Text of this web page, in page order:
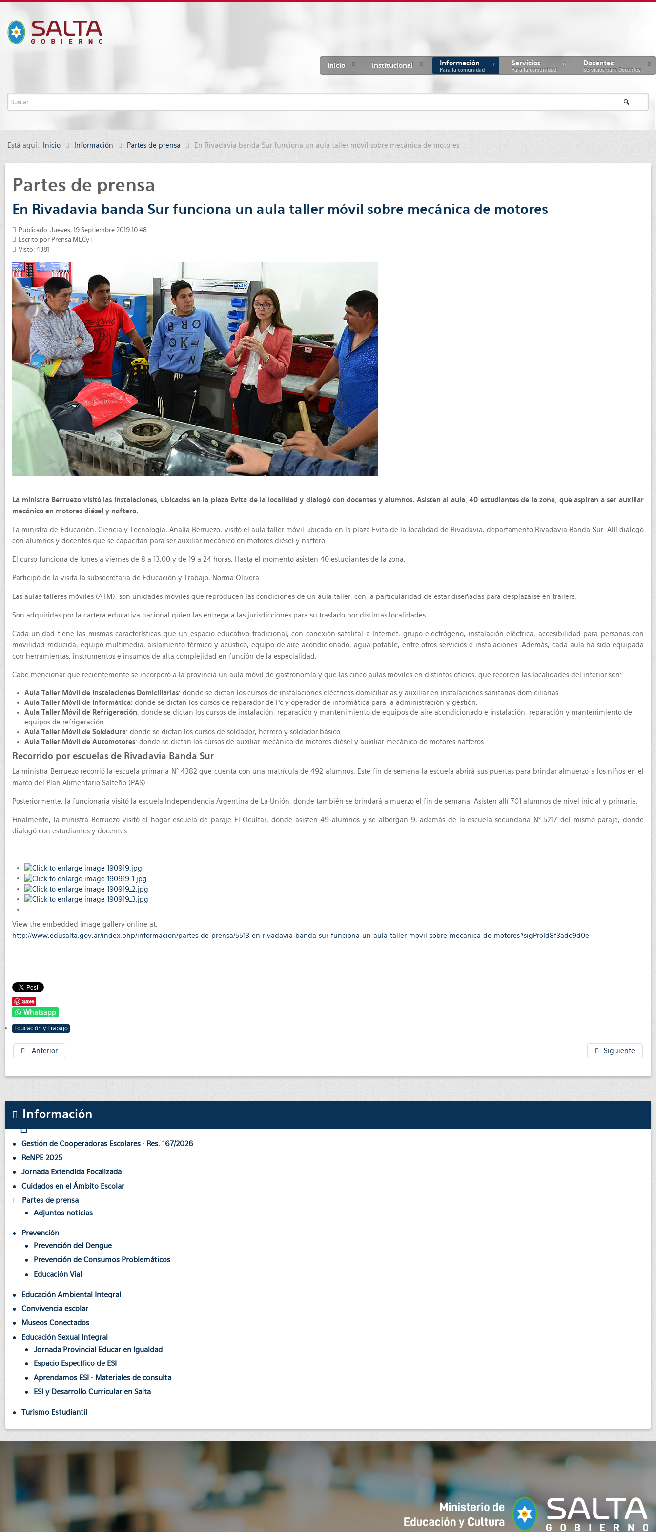
Inicio Institucional Información
Para la comunidad
Servicios
Para la comunidad
Docentes
Servicios para Docentes
Está aquí: Inicio Información Partes de prensa En Rivadavia banda Sur funciona un aula taller móvil sobre mecánica de motores
Partes de prensa
En Rivadavia banda Sur funciona un aula taller móvil sobre mecánica de motores
Publicado: Jueves, 19 Septiembre 2019 10:48
Escrito por Prensa MECyT
Visto: 4381
La ministra Berruezo visitó las instalaciones, ubicadas en la plaza Evita de la localidad y dialogó con docentes y alumnos. Asisten al aula, 40 estudiantes de la zona, que aspiran a ser auxiliar
mecánico en motores diésel y naftero.
La ministra de Educación, Ciencia y Tecnología, Analía Berruezo, visitó el aula taller móvil ubicada en la plaza Evita de la localidad de Rivadavia, departamento Rivadavia Banda Sur. Allí dialogó
con alumnos y docentes que se capacitan para ser auxiliar mecánico en motores diésel y naftero.
El curso funciona de lunes a viernes de 8 a 13:00 y de 19 a 24 horas. Hasta el momento asisten 40 estudiantes de la zona.
Participó de la visita la subsecretaria de Educación y Trabajo, Norma Olivera.
Las aulas talleres móviles (ATM), son unidades móviles que reproducen las condiciones de un aula taller, con la particularidad de estar diseñadas para desplazarse en trailers.
Son adquiridas por la cartera educativa nacional quien las entrega a las jurisdicciones para su traslado por distintas localidades.
Cada unidad tiene las mismas características que un espacio educativo tradicional, con conexión satelital a Internet, grupo electrógeno, instalación eléctrica, accesibilidad para personas con
movilidad reducida, equipo multimedia, aislamiento térmico y acústico, equipo de aire acondicionado, agua potable, entre otros servicios e instalaciones. Además, cada aula ha sido equipada
con herramientas, instrumentos e insumos de alta complejidad en función de la especialidad.
Cabe mencionar que recientemente se incorporó a la provincia un aula móvil de gastronomía y que las cinco aulas móviles en distintos oficios, que recorren las localidades del interior son:
Aula Taller Móvil de Instalaciones Domiciliarias: donde se dictan los cursos de instalaciones eléctricas domiciliarias y auxiliar en instalaciones sanitarias domiciliarias.
Aula Taller Móvil de Informática: donde se dictan los cursos de reparador de Pc y operador de informática para la administración y gestión.
Aula Taller Móvil de Refrigeración: donde se dictan los cursos de instalación, reparación y mantenimiento de equipos de aire acondicionado e instalación, reparación y mantenimiento de
equipos de refrigeración.
Aula Taller Móvil de Soldadura: donde se dictan los cursos de soldador, herrero y soldador básico.
Aula Taller Móvil de Automotores: donde se dictan los cursos de auxiliar mecánico de motores diésel y auxiliar mecánico de motores nafteros.
Recorrido por escuelas de Rivadavia Banda Sur
La ministra Berruezo recorrió la escuela primaria N° 4382 que cuenta con una matrícula de 492 alumnos. Este fin de semana la escuela abrirá sus puertas para brindar almuerzo a los niños en el
marco del Plan Alimentario Salteño (PAS).
Posteriormente, la funcionaria visitó la escuela Independencia Argentina de La Unión, donde también se brindará almuerzo el fin de semana. Asisten allí 701 alumnos de nivel inicial y primaria.
Finalmente, la ministra Berruezo visitó el hogar escuela de paraje El Ocultar, donde asisten 49 alumnos y se albergan 9, además de la escuela secundaria N° 5217 del mismo paraje, donde
dialogó con estudiantes y docentes.
View the embedded image gallery online at:
http://www.edusalta.gov.ar/index.php/informacion/partes-de-prensa/5513-en-rivadavia-banda-sur-funciona-un-aula-taller-movil-sobre-mecanica-de-motores#sigProId8f3adc9d0e
Save
Whatsapp
Educación y Trabajo
Anterior Siguiente
Información
Gestión de Cooperadoras Escolares · Res. 167/2026
ReNPE 2025
Jornada Extendida Focalizada
Cuidados en el Ámbito Escolar
Partes de prensa
Adjuntos noticias
Prevención
Prevención del Dengue
Prevención de Consumos Problemáticos
Educación Vial
Educación Ambiental Integral
Convivencia escolar
Museos Conectados
Educación Sexual Integral
Jornada Provincial Educar en Igualdad
Espacio Específico de ESI
Aprendamos ESI - Materiales de consulta
ESI y Desarrollo Curricular en Salta
Turismo Estudiantil